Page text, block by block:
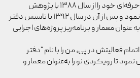
حسین ابراهیم‌زاده فعالیت حرفه‌ای خود را از سال ۱۳۸۸ با پژوهش
معماری در مجله پاگرد آغاز نمود و پس از آن در سال ۱۳۹۲ با تاسیس دفتر
عنوان معمار و برنامه‌ریز پروژه‌های اجرایی
منرا با نام “دفتر
تا رویکردی نو را به‌عنوان معمار و